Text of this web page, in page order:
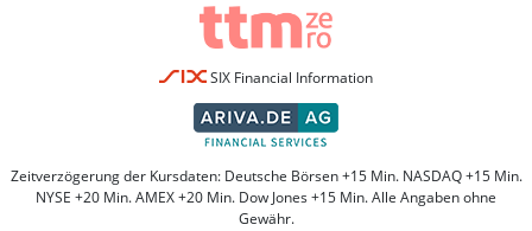
SIX Financial Information
Zeitverzögerung der Kursdaten: Deutsche Börsen +15 Min. NASDAQ +15 Min.
NYSE +20 Min. AMEX +20 Min. Dow Jones +15 Min. Alle Angaben ohne
Gewähr.